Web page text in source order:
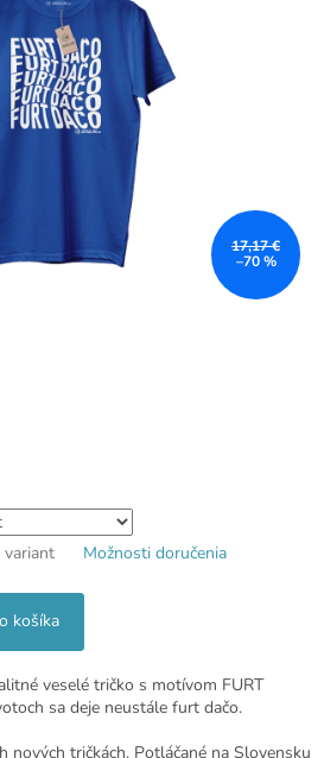
17,17 €
–70 %
Možnosti doručenia
košíka
veselé tričko s motívom FURT
sa deje neustále furt dačo.
nových tričkách. Potláčané na Slovensku